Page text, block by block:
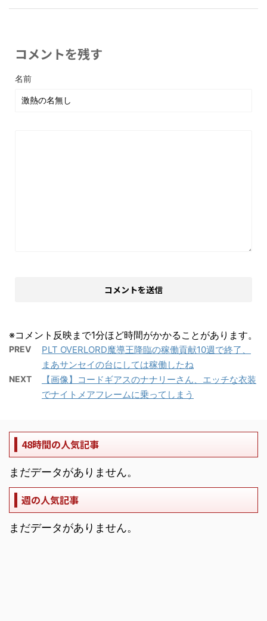
コメントを残す
名前
※コメント反映まで1分ほど時間がかかることがあります。
PREV
PLT OVERLORD魔導王降臨の稼働貢献10週で終了、
まあサンセイの台にしては稼働したね
NEXT
【画像】コードギアスのナナリーさん、エッチな衣装
でナイトメアフレームに乗ってしまう
48時間の人気記事
まだデータがありません。
週の人気記事
まだデータがありません。